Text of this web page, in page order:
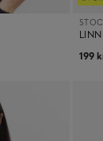
199